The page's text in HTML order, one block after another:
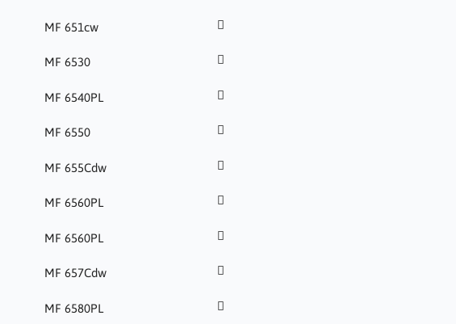
MF 651cw
MF 6530
MF 6540PL
MF 6550
MF 655Cdw
MF 6560PL
MF 6560PL
MF 657Cdw
MF 6580PL